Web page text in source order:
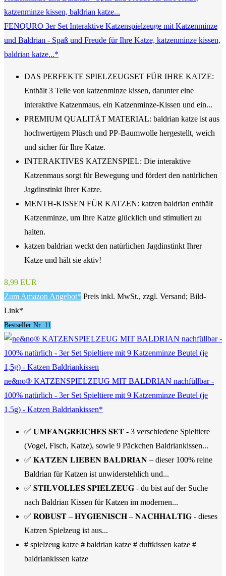
FENQURO 3er Set Interaktive Katzenspielzeuge mit Katzenminze
und Baldrian - Spaß und Freude für Ihre Katze, katzenminze kissen,
baldrian katze...*
DAS PERFEKTE SPIELZEUGSET FÜR IHRE KATZE:
Enthält 3 Teile von katzenminze kissen, darunter eine
interaktive Katzenmaus, ein Katzenminze-Kissen und ein...
PREMIUM QUALITÄT MATERIAL: baldrian katze ist aus
hochwertigem Plüsch und PP-Baumwolle hergestellt, weich
und sicher für Ihre Katze.
INTERAKTIVES KATZENSPIEL: Die interaktive
Katzenmaus sorgt für Bewegung und fördert den natürlichen
Jagdinstinkt Ihrer Katze.
MENTH-KISSEN FÜR KATZEN: katzen baldrian enthält
Katzenminze, um Ihre Katze glücklich und stimuliert zu
halten.
katzen baldrian weckt den natürlichen Jagdinstinkt Ihrer
Katze und hält sie aktiv!
8,99 EUR
Zum Amazon Angebot* Preis inkl. MwSt., zzgl. Versand; Bild-
Link*
Bestseller Nr. 11
ne&no® KATZENSPIELZEUG MIT BALDRIAN nachfüllbar -
100% natürlich - 3er Set Spieltiere mit 9 Katzenminze Beutel (je
1,5g) - Katzen Baldriankissen*
✅ 𝐔𝐌𝐅𝐀𝐍𝐆𝐑𝐄𝐈𝐂𝐇𝐄𝐒 𝐒𝐄𝐓 - 3 verschiedene Spieltiere
(Vogel, Fisch, Katze), sowie 9 Päckchen Baldriankissen...
✅ 𝐊𝐀𝐓𝐙𝐄𝐍 𝐋𝐈𝐄𝐁𝐄𝐍 𝐁𝐀𝐋𝐃𝐑𝐈𝐀𝐍 – dieser 100% reine
Baldrian für Katzen ist unwiderstehlich und...
✅ 𝐒𝐓𝐈𝐋𝐕𝐎𝐋𝐋𝐄𝐒 𝐒𝐏𝐈𝐄𝐋𝐙𝐄𝐔𝐆 - du bist auf der Suche
nach Baldrian Kissen für Katzen im modernen...
✅ 𝐑𝐎𝐁𝐔𝐒𝐓 – 𝐇𝐘𝐆𝐈𝐄𝐍𝐈𝐒𝐂𝐇 – 𝐍𝐀𝐂𝐇𝐇𝐀𝐋𝐓𝐈𝐆 - dieses
Katzen Spielzeug ist aus...
# spielzeug katze # baldrian katze # duftkissen katze #
baldriankissen katze